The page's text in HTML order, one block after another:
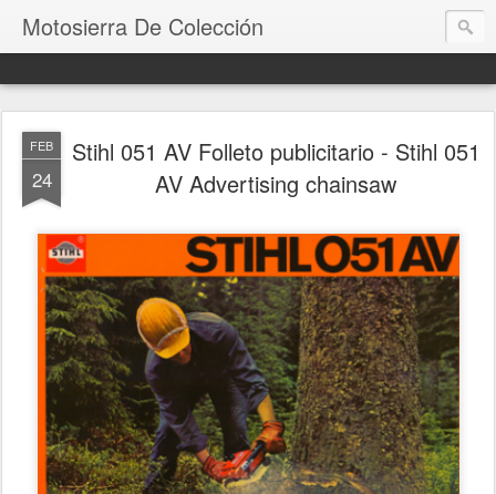
Motosierra De Colección
FEB
24
Stihl 051 AV Folleto publicitario - Stihl 051
AV Advertising chainsaw